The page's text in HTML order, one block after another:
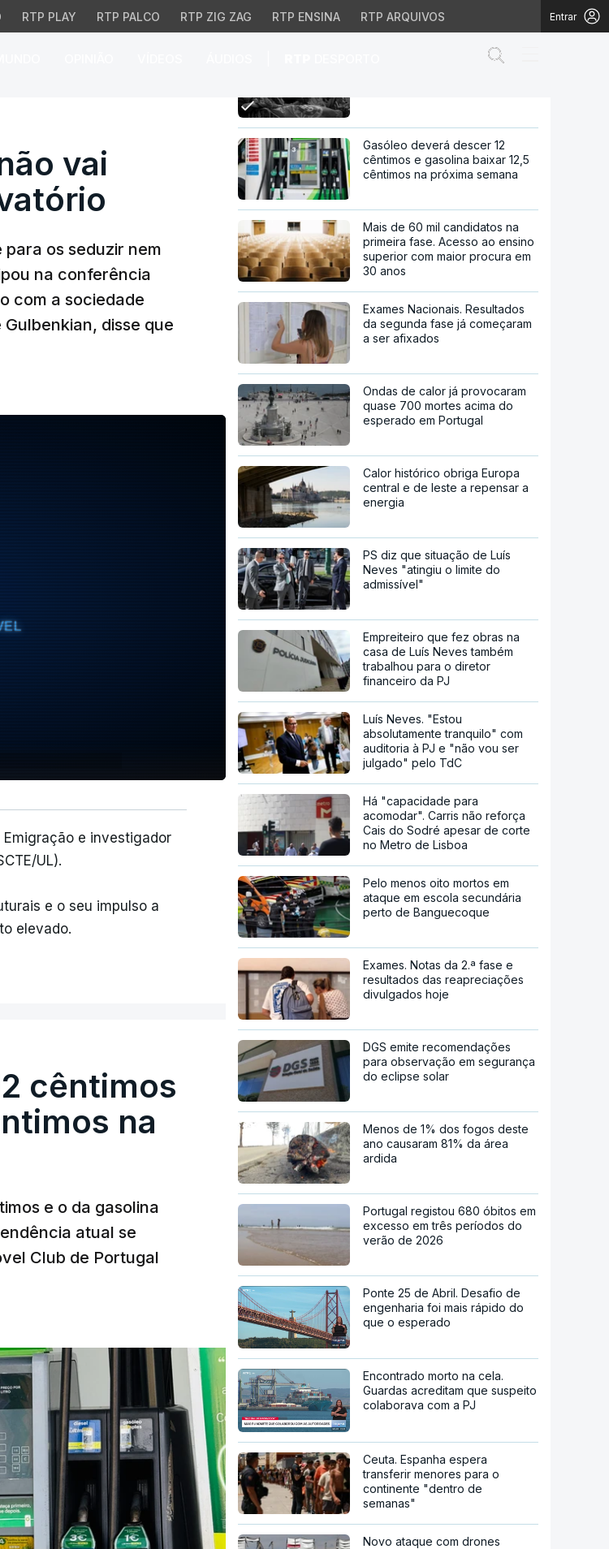
RTP PLAY RTP PALCO RTP ZIG ZAG RTP ENSINA RTP ARQUIVOS Entrar
vai regressar, antevê Observatório
vai
os seduzir nem
na conferência
com a sociedade
disse que
e investigador
UL).
e o seu impulso a
elevado.
cêntimos
na
e o da gasolina
atual se
Club de Portugal
Maioria dos emigrantes não vai
Gasóleo deverá descer 12
cêntimos e gasolina baixar 12,5
cêntimos na próxima semana
Mais de 60 mil candidatos na
primeira fase. Acesso ao ensino
superior com maior procura em
30 anos
Exames Nacionais. Resultados
da segunda fase já começaram
a ser afixados
Ondas de calor já provocaram
quase 700 mortes acima do
esperado em Portugal
Calor histórico obriga Europa
central e de leste a repensar a
energia
PS diz que situação de Luís
Neves "atingiu o limite do
admissível"
Empreiteiro que fez obras na
casa de Luís Neves também
trabalhou para o diretor
financeiro da PJ
Luís Neves. "Estou
absolutamente tranquilo" com
auditoria à PJ e "não vou ser
julgado" pelo TdC
Há "capacidade para
acomodar". Carris não reforça
Cais do Sodré apesar de corte
no Metro de Lisboa
Pelo menos oito mortos em
ataque em escola secundária
perto de Banguecoque
Exames. Notas da 2.ª fase e
resultados das reapreciações
divulgados hoje
DGS emite recomendações
para observação em segurança
do eclipse solar
Menos de 1% dos fogos deste
ano causaram 81% da área
ardida
Portugal registou 680 óbitos em
excesso em três períodos do
verão de 2026
Ponte 25 de Abril. Desafio de
engenharia foi mais rápido do
que o esperado
Encontrado morto na cela.
Guardas acreditam que suspeito
colaborava com a PJ
Ceuta. Espanha espera
transferir menores para o
continente "dentro de
semanas"
Novo ataque com drones